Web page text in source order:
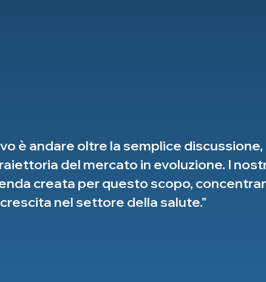
è andare oltre la semplice
del mercato in evoluzione. I
creata per questo scopo,
nel settore della salute."